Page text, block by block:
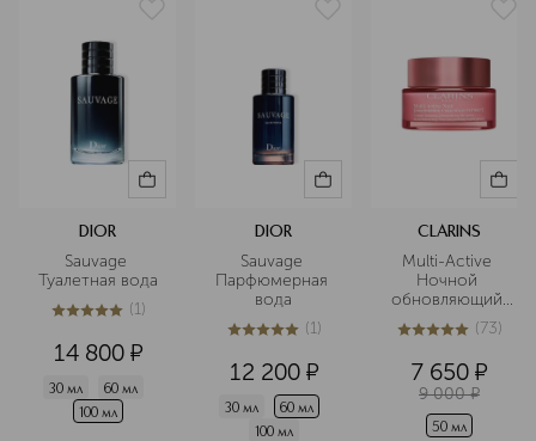
DIOR
Sauvage
Туалетная вода
5из 51 (1)
14 800 ¤
30 мл
60 мл
100 мл
DIOR
Sauvage
Парфюмерная
вода
5из 51 (1)
12 200 ¤
30 мл
60 мл
100 мл
CLARINS
Multi-Active
Ночной
обновляющий
крем для лица
против первых
изменений для
всех типов
кожи
5из 573 (73)
7 650 ¤
9 000 ¤
50 мл